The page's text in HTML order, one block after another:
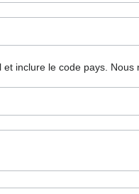
inclure le code pays. Nous